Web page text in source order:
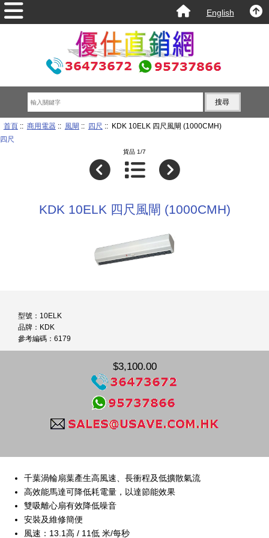
English
首頁:: 商用電器:: 風閘 :: 四尺 :: KDK 10ELK 四尺風閘 (1000CMH)
四尺
貨品 1/7
KDK 10ELK 四尺風閘 (1000CMH)
型號：10ELK
品牌：KDK
參考編碼：6179
$3,100.00
千葉渦輪扇葉產生高風速、長衝程及低擴散氣流
高效能馬達可降低耗電量，以達節能效果
雙吸離心扇有效降低噪音
安裝及維修簡便
風速：13.1高 / 11低 米/每秒